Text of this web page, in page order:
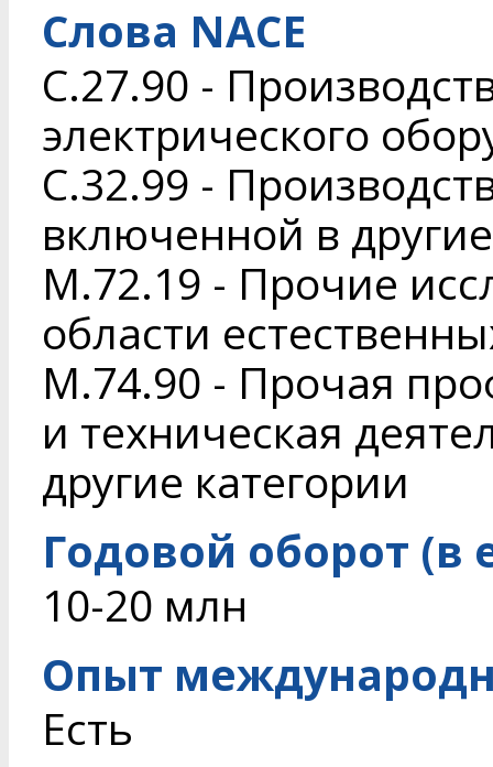
Слова NACE
C.27.90 -
электрического
C.32.99 -
включенной в
M.72.19 - Прочие
области
M.74.90 - Прочая
и техническая
другие категории
Годовой оборот (в
10-20 млн
Опыт
Есть